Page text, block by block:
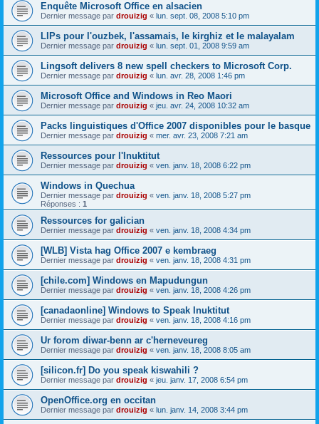
Enquête Microsoft Office en alsacien
Dernier message par drouizig « lun. sept. 08, 2008 5:10 pm
LIPs pour l'ouzbek, l'assamais, le kirghiz et le malayalam
Dernier message par drouizig « lun. sept. 01, 2008 9:59 am
Lingsoft delivers 8 new spell checkers to Microsoft Corp.
Dernier message par drouizig « lun. avr. 28, 2008 1:46 pm
Microsoft Office and Windows in Reo Maori
Dernier message par drouizig « jeu. avr. 24, 2008 10:32 am
Packs linguistiques d'Office 2007 disponibles pour le basque
Dernier message par drouizig « mer. avr. 23, 2008 7:21 am
Ressources pour l'Inuktitut
Dernier message par drouizig « ven. janv. 18, 2008 6:22 pm
Windows in Quechua
Dernier message par drouizig « ven. janv. 18, 2008 5:27 pm
Réponses : 1
Ressources for galician
Dernier message par drouizig « ven. janv. 18, 2008 4:34 pm
[WLB] Vista hag Office 2007 e kembraeg
Dernier message par drouizig « ven. janv. 18, 2008 4:31 pm
[chile.com] Windows en Mapudungun
Dernier message par drouizig « ven. janv. 18, 2008 4:26 pm
[canadaonline] Windows to Speak Inuktitut
Dernier message par drouizig « ven. janv. 18, 2008 4:16 pm
Ur forom diwar-benn ar c'herneveureg
Dernier message par drouizig « ven. janv. 18, 2008 8:05 am
[silicon.fr] Do you speak kiswahili ?
Dernier message par drouizig « jeu. janv. 17, 2008 6:54 pm
OpenOffice.org en occitan
Dernier message par drouizig « lun. janv. 14, 2008 3:44 pm